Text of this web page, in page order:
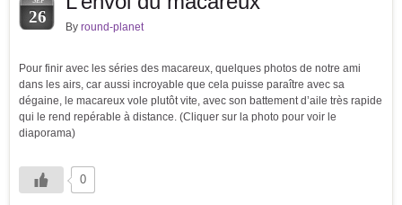
26
By round-planet
Pour finir avec les séries des macareux, quelques photos de notre ami
dans les airs, car aussi incroyable que cela puisse paraître avec sa
dégaine, le macareux vole plutôt vite, avec son battement d’aile très rapide
qui le rend repérable à distance. (Cliquer sur la photo pour voir le
diaporama)
0